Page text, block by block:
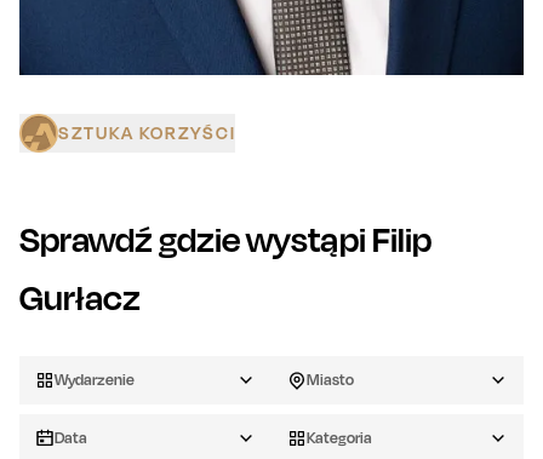
SZTUKA KORZYŚCI
Sprawdź gdzie wystąpi Filip
Gurłacz
Wydarzenie Miasto
Data Kategoria